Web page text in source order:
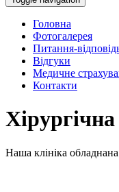
Головна
Фотогалерея
Питання-
Відгуки
Медичне
Контакти
Наша клініка